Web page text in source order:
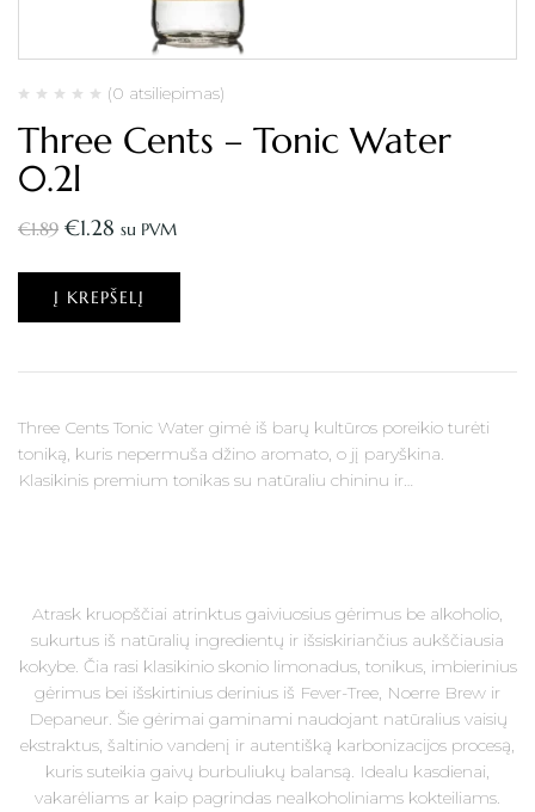
(0 atsiliepimas)
Three Cents – Tonic Water
0.2l
€1.89 €1.28 su PVM
Į KREPŠELĮ
Three Cents Tonic Water gimė iš barų kultūros poreikio turėti
toniką, kuris nepermuša džino aromato, o jį paryškina.
Klasikinis premium tonikas su natūraliu chininu ir…
Atrask kruopščiai atrinktus gaiviuosius gėrimus be alkoholio,
sukurtus iš natūralių ingredientų ir išsiskiriančius aukščiausia
kokybe. Čia rasi klasikinio skonio limonadus, tonikus, imbierinius
gėrimus bei išskirtinius derinius iš Fever-Tree, Noerre Brew ir
Depaneur. Šie gėrimai gaminami naudojant natūralius vaisių
ekstraktus, šaltinio vandenį ir autentišką karbonizacijos procesą,
kuris suteikia gaivų burbuliukų balansą. Idealu kasdienai,
vakarėliams ar kaip pagrindas nealkoholiniams kokteiliams.